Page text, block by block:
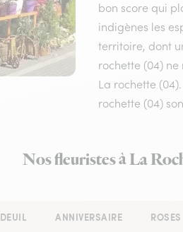
bon score qui
indigènes les
territoire, dont
rochette (04)
La rochette
rochette (04)
Nos fleuristes à La
DEUIL ANNIVERSAIRE ROSES